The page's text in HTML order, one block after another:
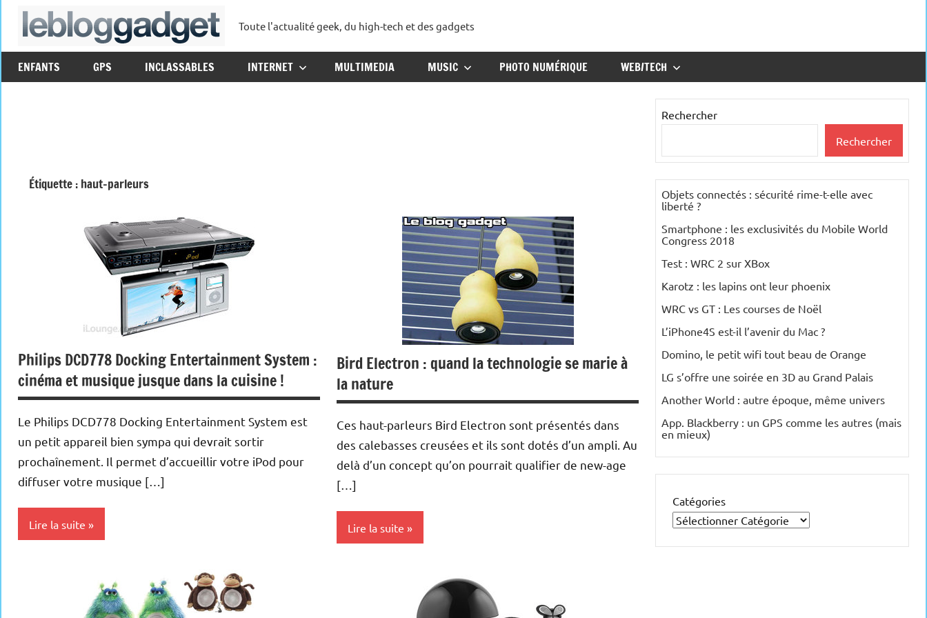
Aller
lebloggadget
Toute l'actualité geek, du high-tech et des gadgets
ENFANTS GPS INCLASSABLES INTERNET MULTIMEDIA MUSIC PHOTO NUMÉRIQUE WEB/TECH
Étiquette : haut-parleurs
Philips DCD778 Docking Entertainment System :
cinéma et musique jusque dans la cuisine !
Le Philips DCD778 Docking Entertainment System est
un petit appareil bien sympa qui devrait sortir
prochaînement. Il permet d’accueillir votre iPod pour
diffuser votre musique […]
Lire la suite
Bird Electron : quand la technologie se marie à
la nature
Ces haut-parleurs Bird Electron sont présentés dans
des calebasses creusées et ils sont dotés d’un ampli. Au
delà d’un concept qu’on pourrait qualifier de new-age
[…]
Lire la suite
Rechercher
Rechercher
Objets connectés : sécurité rime-t-elle avec
liberté ?
Smartphone : les exclusivités du Mobile World
Congress 2018
Test : WRC 2 sur XBox
Karotz : les lapins ont leur phoenix
WRC vs GT : Les courses de Noël
L’iPhone4S est-il l’avenir du Mac ?
Domino, le petit wifi tout beau de Orange
LG s’offre une soirée en 3D au Grand Palais
Another World : autre époque, même univers
App. Blackberry : un GPS comme les autres (mais
en mieux)
Catégories